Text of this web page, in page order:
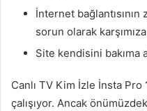
İnternet bağlantısının
sorun olarak
Site kendisini bakıma
Canlı TV Kim İzle İnsta Pro
çalışıyor. Ancak